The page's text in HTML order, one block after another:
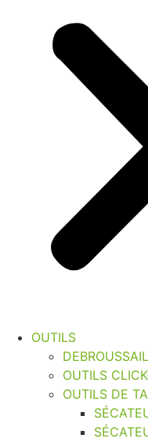
OUTILS
OUTILS
OUTILS DE